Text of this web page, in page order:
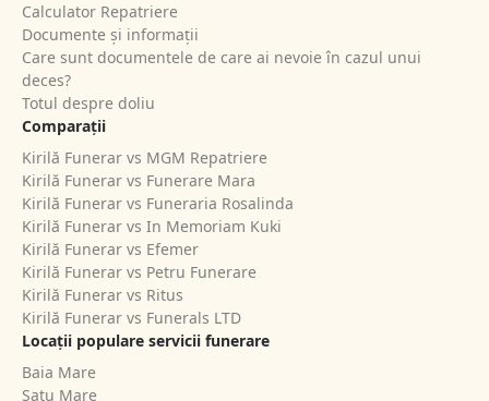
Calculator Repatriere
Documente și informații
Care sunt documentele de care ai nevoie în cazul unui
deces?
Totul despre doliu
Comparații
Kirilă Funerar vs MGM Repatriere
Kirilă Funerar vs Funerare Mara
Kirilă Funerar vs Funeraria Rosalinda
Kirilă Funerar vs In Memoriam Kuki
Kirilă Funerar vs Efemer
Kirilă Funerar vs Petru Funerare
Kirilă Funerar vs Ritus
Kirilă Funerar vs Funerals LTD
Locații populare servicii funerare
Baia Mare
Satu Mare